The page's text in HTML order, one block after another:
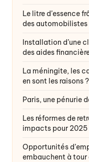
Le litre d’essence
des automobilistes
Installation d’une
des aides
La méningite, les
en sont les raisons ?
Paris, une pénurie
Les réformes de
impacts pour 2025
Opportunités
embauchent à tour